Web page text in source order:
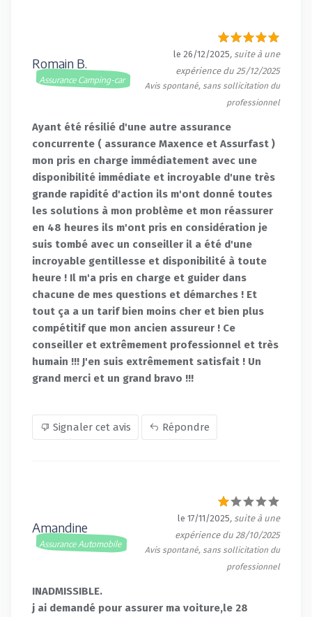
Romain B.
Assurance Camping-car
le 26/12/2025, suite à une
expérience du 25/12/2025
Avis spontané, sans sollicitation du
professionnel
Ayant été résilié d'une autre assurance
concurrente ( assurance Maxence et Assurfast )
mon pris en charge immédiatement avec une
disponibilité immédiate et incroyable d'une très
grande rapidité d'action ils m'ont donné toutes
les solutions à mon problème et mon réassurer
en 48 heures ils m'ont pris en considération je
suis tombé avec un conseiller il a été d'une
incroyable gentillesse et disponibilité à toute
heure ! Il m'a pris en charge et guider dans
chacune de mes questions et démarches ! Et
tout ça a un tarif bien moins cher et bien plus
compétitif que mon ancien assureur ! Ce
conseiller et extrêmement professionnel et très
humain !!! J'en suis extrêmement satisfait ! Un
grand merci et un grand bravo !!!
Signaler cet avis Répondre
Amandine
Assurance Automobile
le 17/11/2025, suite à une
expérience du 28/10/2025
Avis spontané, sans sollicitation du
professionnel
INADMISSIBLE.
j ai demandé pour assurer ma voiture,le 28